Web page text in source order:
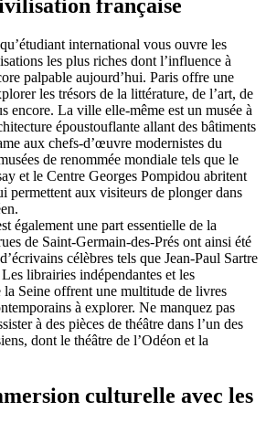
française
international vous ouvre les
les plus riches dont l’influence à
palpable aujourd’hui. Paris offre une
les trésors de la littérature, de l’art, de
encore. La ville elle-même est un musée à
époustouflante allant des bâtiments
aux chefs-d’œuvre modernistes du
de renommée mondiale tels que le
et le Centre Georges Pompidou abritent
permettent aux visiteurs de plonger dans
également une part essentielle de la
de Saint-Germain-des-Prés ont ainsi été
célèbres tels que Jean-Paul Sartre
librairies indépendantes et les
la Seine offrent une multitude de livres
à explorer. Ne manquez pas
à des pièces de théâtre dans l’un des
dont le théâtre de l’Odéon et la
culturelle avec les